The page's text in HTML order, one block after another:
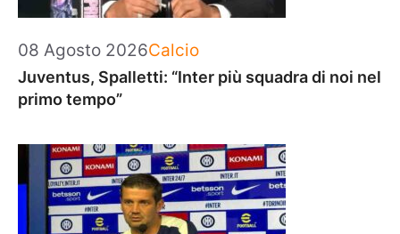
08 Agosto 2026Categorie
Calcio
Juventus, Spalletti: “Inter più squadra di noi nel
primo tempo”